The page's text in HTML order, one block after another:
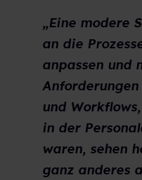
„Eine modere
an die
anpassen und
Anforderungen
und
in der
waren, sehen
ganz anderes